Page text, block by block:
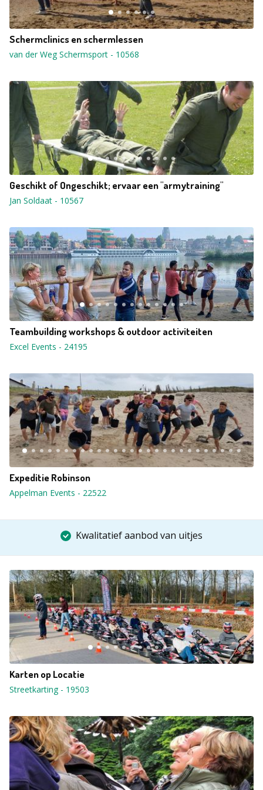
Schermclinics en schermlessen
van der Weg Schermsport - 10568
Geschikt of Ongeschikt; ervaar een "armytraining"
Jan Soldaat - 10567
Teambuilding workshops & outdoor activiteiten
Excel Events - 24195
Expeditie Robinson
Appelman Events - 22522
Kwalitatief aanbod van uitjes
Karten op Locatie
Streetkarting- 19503